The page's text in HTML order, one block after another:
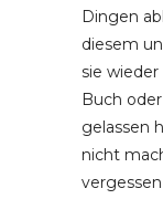
Dingen
diesem
sie wieder
Buch
gelassen
nicht